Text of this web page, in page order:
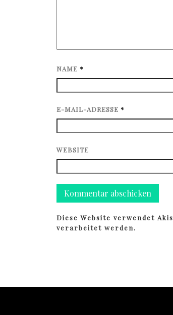
NAME *
E-MAIL-ADRESSE *
WEBSITE
Diese Website verwendet
verarbeitet werden.